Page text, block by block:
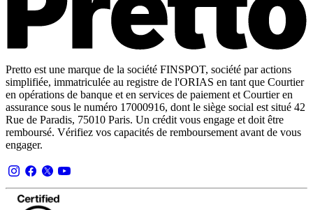
Pretto est une marque de la société FINSPOT, société par actions
simplifiée, immatriculée au registre de l'ORIAS en tant que Courtier
en opérations de banque et en services de paiement et Courtier en
assurance sous le numéro 17000916, dont le siège social est situé 42
Rue de Paradis, 75010 Paris. Un crédit vous engage et doit être
remboursé. Vérifiez vos capacités de remboursement avant de vous
engager.